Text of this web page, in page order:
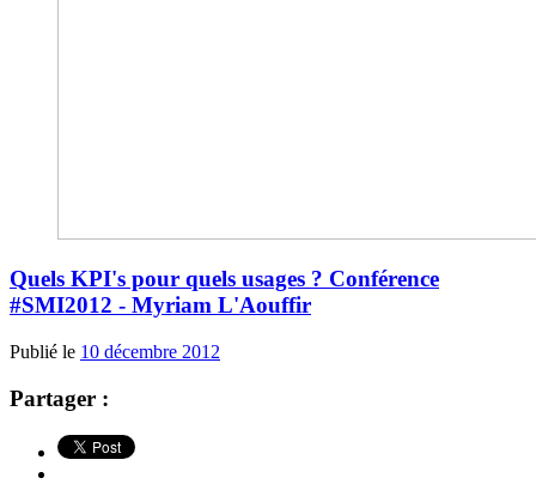
Quels KPI's pour quels usages ? Conférence
#SMI2012 - Myriam L'Aouffir
Publié le 10 décembre 2012
Partager :